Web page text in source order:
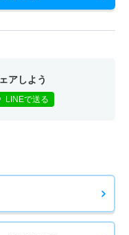
アしよう
LINEで送る